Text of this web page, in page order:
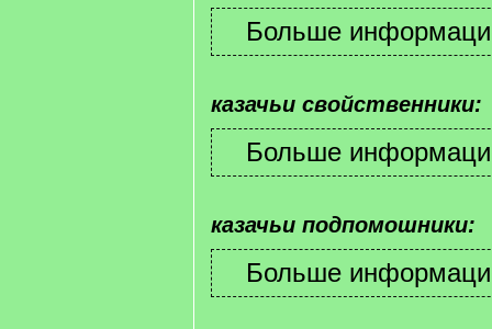
казачьи свойственники:
казачьи подпомошники: